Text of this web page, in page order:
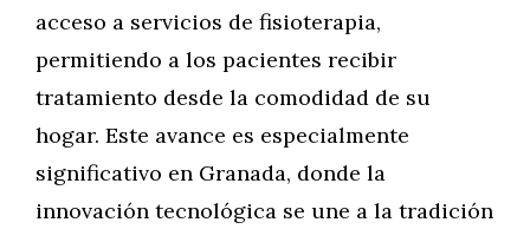
acceso a servicios de fisioterapia,
permitiendo a los pacientes recibir
tratamiento desde la comodidad de su
hogar. Este avance es especialmente
significativo en Granada, donde la
innovación tecnológica se une a la tradición